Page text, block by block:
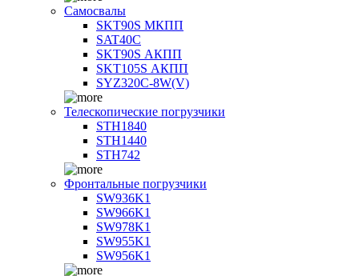
Самосвалы
SKT90S МКПП
SAT40C
SKT90S АКПП
SKT105S АКПП
SYZ320C-8W(V)
Телескопические погрузчики
STH1840
STH1440
STH742
Фронтальные погрузчики
SW936K1
SW966K1
SW978K1
SW955K1
SW956K1